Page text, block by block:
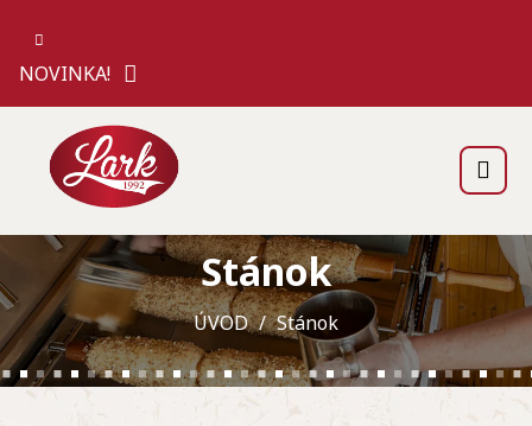
NOVINKA!
Stánok
ÚVOD Stánok